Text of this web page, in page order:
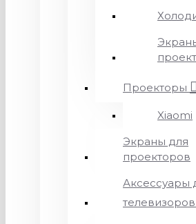
Проекторы
Xiaomi
Экраны для
проекторов
Аксессуары
телевизоров